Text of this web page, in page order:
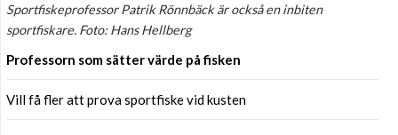
Sportfiskeprofessor Patrik Rönnbäck är också en inbiten
sportfiskare. Foto: Hans Hellberg
Professorn som sätter värde på fisken
Vill få fler att prova sportfiske vid kusten